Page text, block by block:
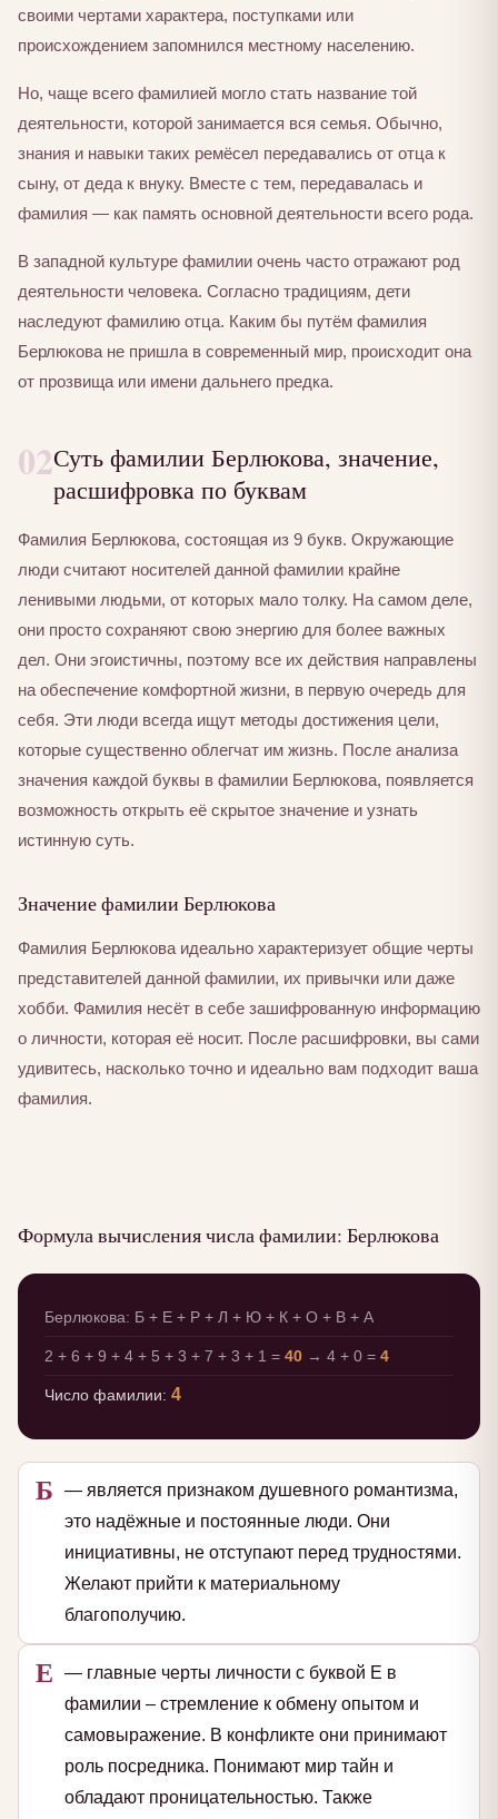
своими чертами характера, поступками или
происхождением запомнился местному населению.
Но, чаще всего фамилией могло стать название той
деятельности, которой занимается вся семья. Обычно,
знания и навыки таких ремёсел передавались от отца к
сыну, от деда к внуку. Вместе с тем, передавалась и
фамилия — как память основной деятельности всего рода.
В западной культуре фамилии очень часто отражают род
деятельности человека. Согласно традициям, дети
наследуют фамилию отца. Каким бы путём фамилия
Берлюкова не пришла в современный мир, происходит она
от прозвища или имени дальнего предка.
02Суть фамилии Берлюкова, значение,
расшифровка по буквам
Фамилия Берлюкова, состоящая из 9 букв. Окружающие
люди считают носителей данной фамилии крайне
ленивыми людьми, от которых мало толку. На самом деле,
они просто сохраняют свою энергию для более важных
дел. Они эгоистичны, поэтому все их действия направлены
на обеспечение комфортной жизни, в первую очередь для
себя. Эти люди всегда ищут методы достижения цели,
которые существенно облегчат им жизнь. После анализа
значения каждой буквы в фамилии Берлюкова, появляется
возможность открыть её скрытое значение и узнать
истинную суть.
Значение фамилии Берлюкова
Фамилия Берлюкова идеально характеризует общие черты
представителей данной фамилии, их привычки или даже
хобби. Фамилия несёт в себе зашифрованную информацию
о личности, которая её носит. После расшифровки, вы сами
удивитесь, насколько точно и идеально вам подходит ваша
фамилия.
Формула вычисления числа фамилии: Берлюкова
Берлюкова: Б + Е + Р + Л + Ю + К + О + В + А
2 + 6 + 9 + 4 + 5 + 3 + 7 + 3 + 1 = 40 → 4 + 0 = 4
Число фамилии: 4
Б
— является признаком душевного романтизма,
это надёжные и постоянные люди. Они
инициативны, не отступают перед трудностями.
Желают прийти к материальному
благополучию.
Е
— главные черты личности с буквой Е в
фамилии – стремление к обмену опытом и
самовыражение. В конфликте они принимают
роль посредника. Понимают мир тайн и
обладают проницательностью. Также